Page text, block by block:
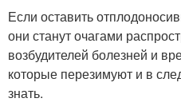
Если оставить
они станут очагами
возбудителей болезней и
которые перезимуют и в
знать.